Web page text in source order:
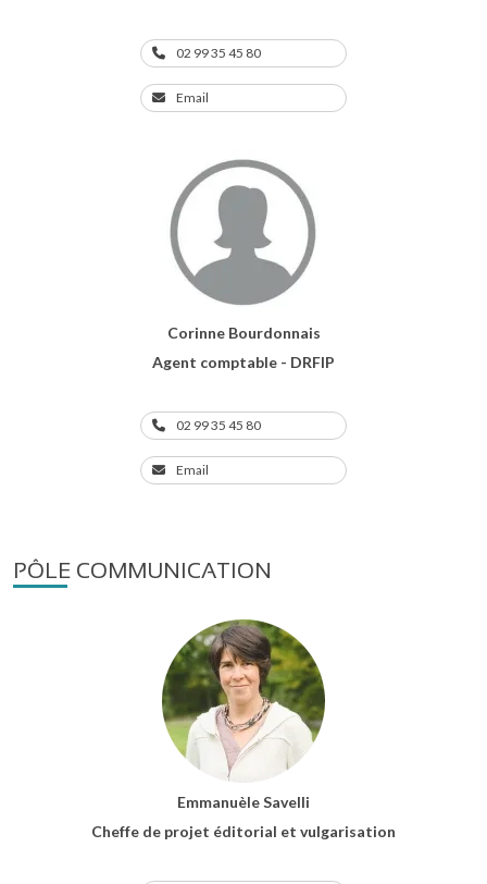
02 99 35 45 80
Email
Corinne Bourdonnais
Agent comptable - DRFIP
02 99 35 45 80
Email
PÔLE COMMUNICATION
Emmanuèle Savelli
Cheffe de projet éditorial et vulgarisation